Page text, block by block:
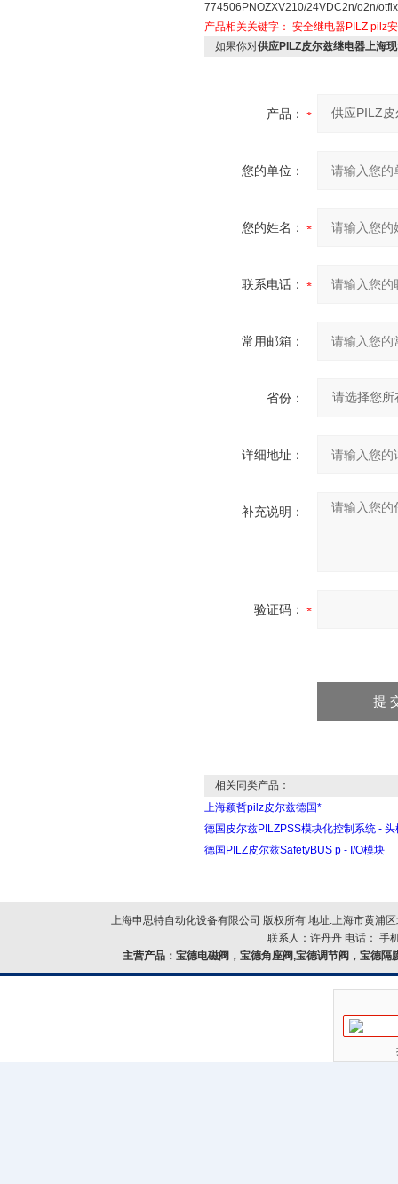
774506PNOZXV210/24VDC2n/o2n/otfix
产品相关关键字： 安全继电器PILZ pilz
如果你对供应PILZ皮尔兹继电器上海
产品：
您的单位：
您的姓名：
联系电话：
常用邮箱：
省份：
详细地址：
补充说明：
验证码：
相关同类产品：
上海颖哲pilz皮尔兹德国*
德国皮尔兹PILZPSS模块化控制系统 - 头
德国PILZ皮尔兹SafetyBUS p - I/O模块
上海申思特自动化设备有限公司 版权所有 地址:上海市黄浦
联系人：许丹丹 电话： 手
主营产品：宝德电磁阀，宝德角座阀,宝德调节阀，宝德